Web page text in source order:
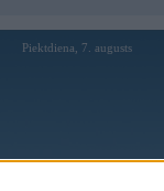
Piektdiena, 7. augusts